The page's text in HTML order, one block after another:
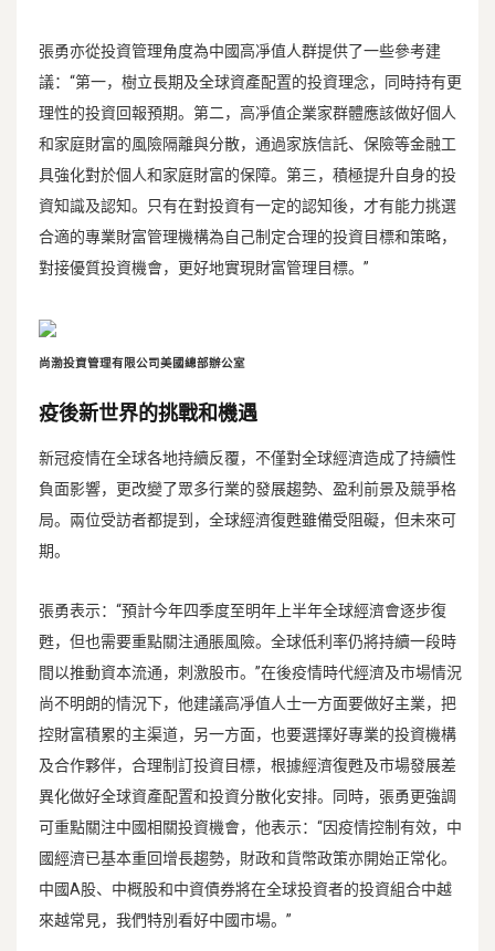
張勇亦從投資管理角度為中國高凈值人群提供了一些參考建
議：“第一，樹立長期及全球資產配置的投資理念，同時持有更
理性的投資回報預期。第二，高凈值企業家群體應該做好個人
和家庭財富的風險隔離與分散，通過家族信託、保險等金融工
具強化對於個人和家庭財富的保障。第三，積極提升自身的投
資知識及認知。只有在對投資有一定的認知後，才有能力挑選
合適的專業財富管理機構為自己制定合理的投資目標和策略，
對接優質投資機會，更好地實現財富管理目標。”
尚渤投資管理有限公司美國總部辦公室
疫後新世界的挑戰和機遇
新冠疫情在全球各地持續反覆，不僅對全球經濟造成了持續性
負面影響，更改變了眾多行業的發展趨勢、盈利前景及競爭格
局。兩位受訪者都提到，全球經濟復甦雖備受阻礙，但未來可
期。
張勇表示：“預計今年四季度至明年上半年全球經濟會逐步復
甦，但也需要重點關注通脹風險。全球低利率仍將持續一段時
間以推動資本流通，刺激股市。”在後疫情時代經濟及市場情況
尚不明朗的情況下，他建議高凈值人士一方面要做好主業，把
控財富積累的主渠道，另一方面，也要選擇好專業的投資機構
及合作夥伴，合理制訂投資目標，根據經濟復甦及市場發展差
異化做好全球資產配置和投資分散化安排。同時，張勇更強調
可重點關注中國相關投資機會，他表示：“因疫情控制有效，中
國經濟已基本重回增長趨勢，財政和貨幣政策亦開始正常化。
中國A股、中概股和中資債券將在全球投資者的投資組合中越
來越常見，我們特別看好中國市場。”